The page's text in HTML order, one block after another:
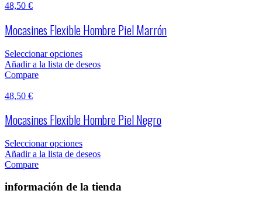
48,50 €
Mocasines Flexible Hombre Piel Marrón
Seleccionar opciones
Añadir a la lista de deseos
Compare
48,50 €
Mocasines Flexible Hombre Piel Negro
Seleccionar opciones
Añadir a la lista de deseos
Compare
información de la tienda